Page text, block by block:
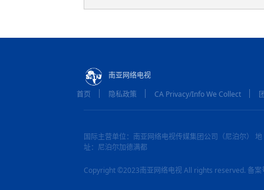
南亚网络电视
首页
隐私政策 CA Privacy/Info We Collect
国际主营单位：南亚网络电视传媒集团公司（尼泊尔） 地
址：尼泊尔加德满都
Copyright ©2023南亚网络电视 All rights reserved. 备